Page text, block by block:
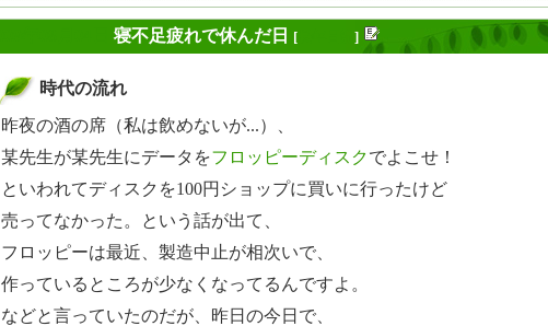
寝不足疲れで休んだ日 [ ]
時代の流れ
昨夜の酒の席（私は飲めないが...）、
某先生が某先生にデータをフロッピーディスクでよこせ！
といわれてディスクを100円ショップに買いに行ったけど
売ってなかった。という話が出て、
フロッピーは最近、製造中止が相次いで、
作っているところが少なくなってるんですよ。
などと言っていたのだが、昨日の今日で、